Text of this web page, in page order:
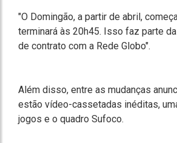
"O Domingão, a partir de abril,
terminará às 20h45. Isso faz parte
de contrato com a Rede Globo".
Além disso, entre as mudanças
estão vídeo-cassetadas inéditas,
jogos e o quadro Sufoco.